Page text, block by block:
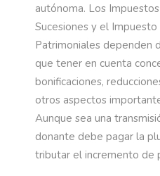
autónoma. Los
Sucesiones y el Impuesto
Patrimoniales dependen
que tener en cuenta
bonificaciones,
otros aspectos
Aunque sea una
donante debe pagar la
tributar el incremento de